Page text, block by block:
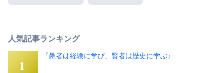
人気記事ランキング
『愚者は経験に学び、賢者は歴史に学ぶ』